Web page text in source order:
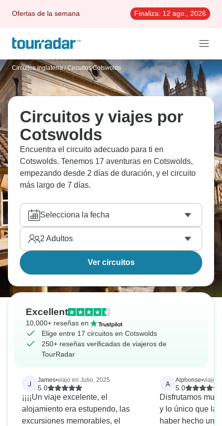
Ofertas de la semana Finaliza: 12 ago., 2026
Circuitos Inglaterra / Circuitos Cotswolds
Circuitos y viajes por
Cotswolds
Encuentra el circuito adecuado para ti en
Cotswolds. Tenemos 17 aventuras en Cotswolds,
empezando desde 2 días de duración, y el circuito
más largo de 7 días.
Selecciona la fecha
2 Adultos
Ver circuitos
Excellent
10,000+ reseñas en
Elige entre 17 circuitos en Cotswolds
250+ reseñas verificadas de viajeros de
TourRadar
J James•viajó en Julio, 2025
5.0
¡¡¡¡Un viaje excelente, el
alojamiento era estupendo, las
excursiones memorables, el
A Alphonse•viajó
5.0
Disfrutamos
y lo único que
haber hecho una